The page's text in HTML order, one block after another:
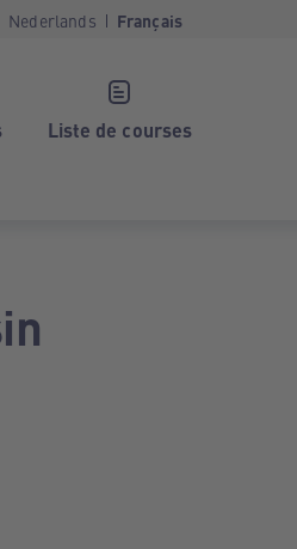
Nederlands Français
Liste de courses